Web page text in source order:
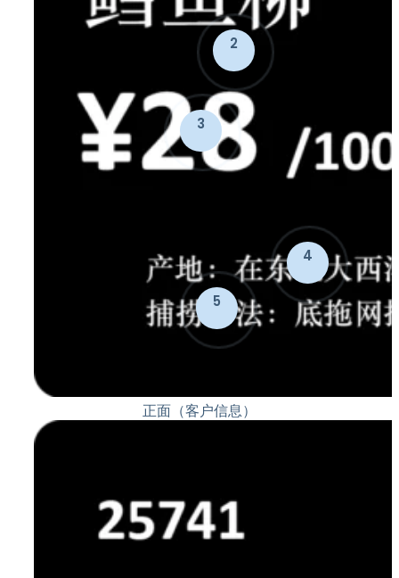
2
3
4
5
正面（客户信息）